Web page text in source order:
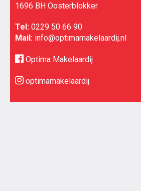
1696 BH Oosterblokker
Tel: 0229 50 66 90
Mail: info@optimamakelaardij.nl
Optima Makelaardij
optimamakelaardij